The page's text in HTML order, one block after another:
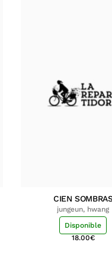
CIEN
jungeun, hwang
Disponible
18.00€